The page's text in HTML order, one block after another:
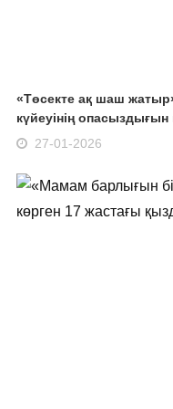
«Төсекте ақ шаш
күйеуінің опасыздығын
27-01-2026